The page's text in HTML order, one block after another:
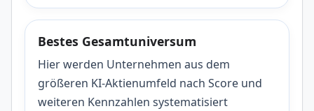
Bestes Gesamtuniversum
Hier werden Unternehmen aus dem
größeren KI-Aktienumfeld nach Score und
weiteren Kennzahlen systematisiert